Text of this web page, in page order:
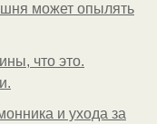
может опылять
что это.
и ухода за